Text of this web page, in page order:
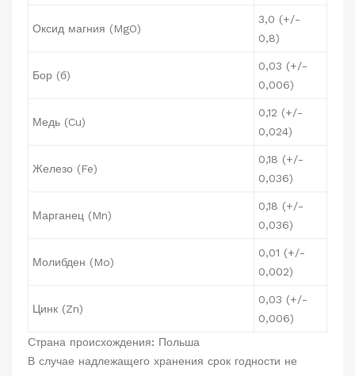
Оксид магния (MgO)
3,0 (+/-
0,8)
Бор (б)
0,03 (+/-
0,006)
Медь (Cu)
0,12 (+/-
0,024)
Железо (Fe)
0,18 (+/-
0,036)
Марганец (Mn)
0,18 (+/-
0,036)
Молибден (Mo)
0,01 (+/-
0,002)
Цинк (Zn)
0,03 (+/-
0,006)
Страна происхождения: Польша
В случае надлежащего хранения срок годности не